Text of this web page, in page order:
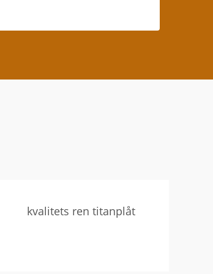
kvalitets ren titanplåt